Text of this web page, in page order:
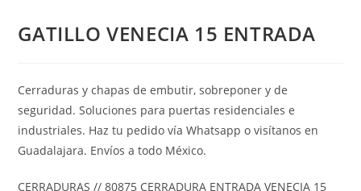
GATILLO VENECIA 15 ENTRADA
Cerraduras y chapas de embutir, sobreponer y de
seguridad. Soluciones para puertas residenciales e
industriales. Haz tu pedido vía Whatsapp o visítanos en
Guadalajara. Envíos a todo México.
CERRADURAS // 80875 CERRADURA ENTRADA VENECIA 15